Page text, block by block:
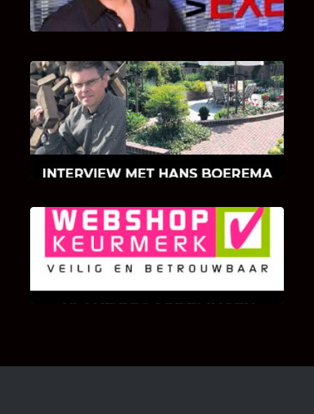
INTERVIEW MET HANS BOEREMA
Hoe Bricks and Stones ontstaan is en wat
Hans Boerema motiveert in de wereld van
klinkers en tegels!
KLANT BEOORDELINGEN
We zijn er zeer op gesteld om te weten wat u
als klant van ons en onze diensten vindt.